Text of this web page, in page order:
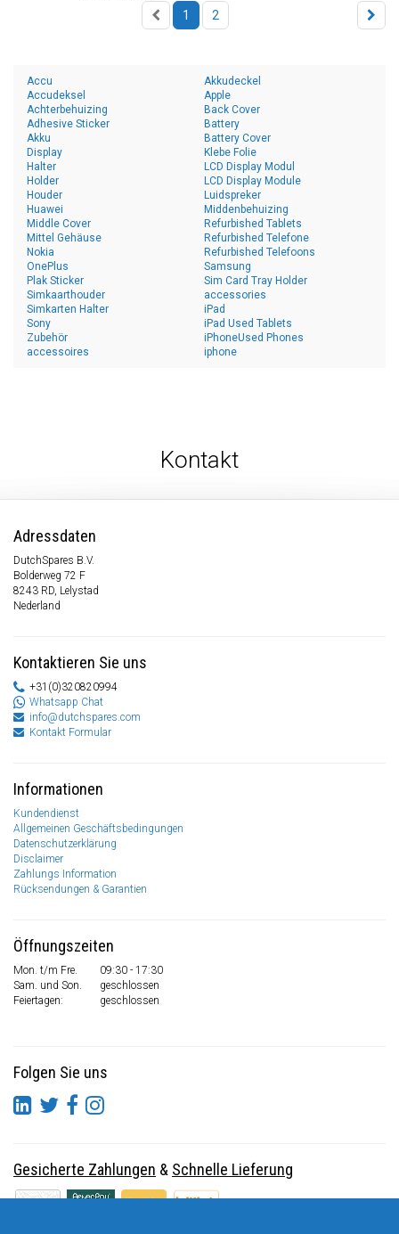
1
2
Accu
Accudeksel
Achterbehuizing
Adhesive Sticker
Akku
Akkudeckel
Apple
Back Cover
Battery
Battery Cover
Display
Halter
Holder
Houder
Huawei
Klebe Folie
LCD Display Modul
LCD Display Module
Luidspreker
Middenbehuizing
Middle Cover
Mittel Gehäuse
Nokia
OnePlus
Plak Sticker
Refurbished Tablets
Refurbished Telefone
Refurbished Telefoons
Samsung
Sim Card Tray Holder
Simkaarthouder
Simkarten Halter
Sony
Zubehör
accessoires
accessories
iPad
iPad Used Tablets
iPhoneUsed Phones
iphone
Kontakt
Adressdaten
DutchSpares B.V.
Bolderweg 72 F
8243 RD, Lelystad
Nederland
Kontaktieren Sie uns
+31(0)320820994
Whatsapp Chat
info@dutchspares.com
Kontakt Formular
Informationen
Kundendienst
Allgemeinen Geschäftsbedingungen
Datenschutzerklärung
Disclaimer
Zahlungs Information
Rücksendungen & Garantien
Öffnungszeiten
Mon. t/m Fre.
09:30 - 17:30
Sam. und Son.
geschlossen
Feiertagen:
geschlossen
Folgen Sie uns
Gesicherte Zahlungen & Schnelle Lieferung